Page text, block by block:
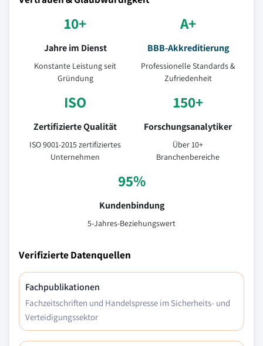
10+
Jahre im Dienst
Konstante Leistung seit
Gründung
A+
BBB-Akkreditierung
Professionelle Standards &
Zufriedenheit
ISO
Zertifizierte Qualität
ISO 9001-2015 zertifiziertes
Unternehmen
150+
Forschungsanalytiker
Über 10+
Branchenbereiche
95%
Kundenbindung
5-Jahres-Beziehungswert
Verifizierte Datenquellen
Fachpublikationen
Fachzeitschriften und Handelspresse im Sicherheits- und
Verteidigungssektor